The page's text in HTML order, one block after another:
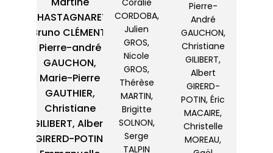
CHASTAGNARET,
Bruno CLÉMENT,
Pierre-andré
GAUCHON,
Marie-Pierre
GAUTHIER,
Christiane
GILIBERT, Albert
GIRERD-POTIN,
CORDOBA,
Julien
GROS,
Nicole
GROS,
Thérèse
MARTIN,
Brigitte
SOLNON,
Serge
TALPIN
Pierre-
André
GAUCHON,
Christiane
GILIBERT,
Albert
GIRERD-
POTIN, Éric
MACAIRE,
Christelle
MOREAU,